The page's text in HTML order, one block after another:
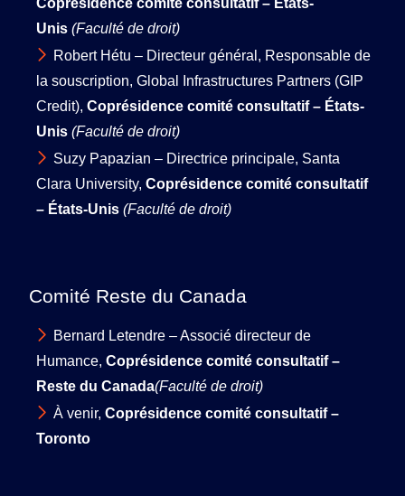
Coprésidence comité consultatif – États-
Unis (Faculté de droit)
Robert Hétu – Directeur général, Responsable de
la souscription, Global Infrastructures Partners (GIP
Credit), Coprésidence comité consultatif – États-
Unis (Faculté de droit)
Suzy Papazian – Directrice principale, Santa
Clara University, Coprésidence comité consultatif
– États-Unis (Faculté de droit)
Comité Reste du Canada
Bernard Letendre – Associé directeur de
Humance, Coprésidence comité consultatif –
Reste du Canada(Faculté de droit)
À venir, Coprésidence comité consultatif –
Toronto